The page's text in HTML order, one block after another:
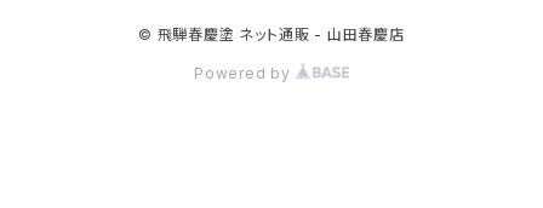
© 飛騨春慶塗 ネット通販 - 山田春慶店
Powered by